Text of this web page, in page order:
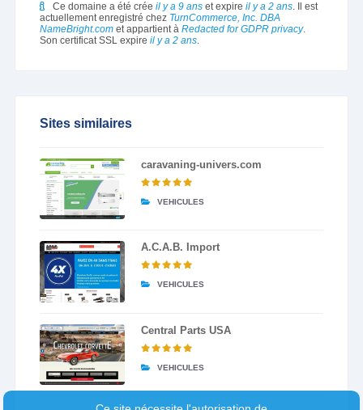
Ce domaine a été crée il y a 9 anset expire il y a 2 ans. Il est
actuellement enregistré chez TurnCommerce, Inc. DBA
NameBright.comet appartient à Redacted for GDPR privacy.
Son certificat SSL expire il y a 2 ans.
Sites similaires
caravaning-univers.com
VEHICULES
A.C.A.B. Import
VEHICULES
Central Parts USA
VEHICULES